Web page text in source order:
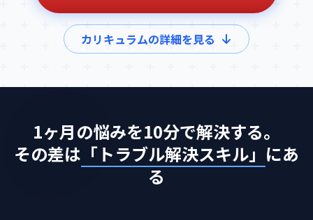
カリキュラムの詳細を見る
1ヶ月の悩みを10分で解決する。
その差は 「トラブル解決スキル」 にあ
る